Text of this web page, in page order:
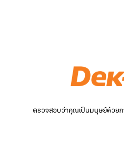
ตรวจสอบว่าคุณเป็นมนุษย์ด้วยก